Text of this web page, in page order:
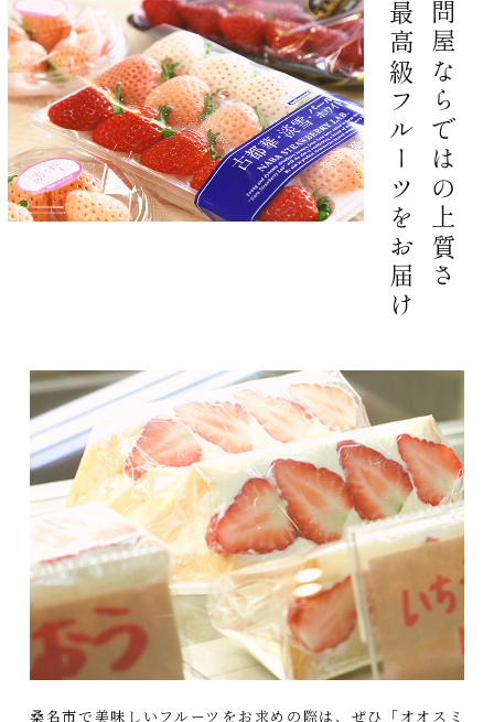
問屋ならではの上質さ
最高級フルーツをお届け
桑名市で美味しいフルーツをお求めの際は、ぜひ「オオスミ